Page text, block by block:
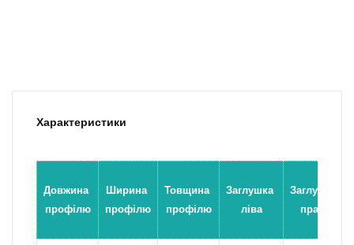
Характеристики
Довжина
профілю
Ширина
профілю
Товщина
профілю
Заглушка
ліва
Заглушка
права